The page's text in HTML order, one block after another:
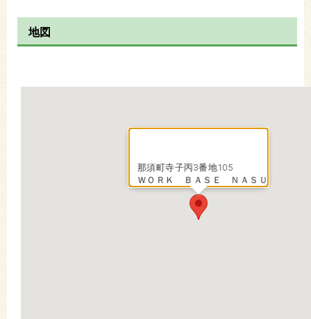
地図
那須町寺子丙3番地105
ＷＯＲＫ ＢＡＳＥ ＮＡＳＵ